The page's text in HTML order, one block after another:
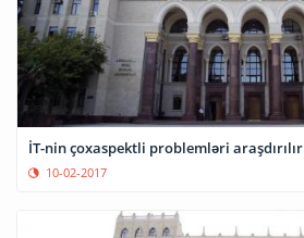
İT-nin çoxaspektli problemləri araşdırılır
10-02-2017